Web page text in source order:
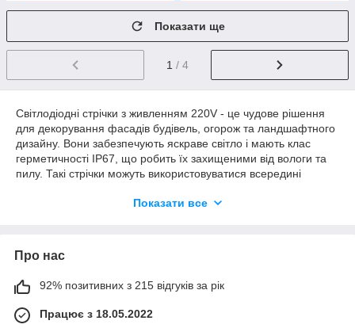
Показати ще
1 / 4
Світлодіодні стрічки з живленням 220V - це чудове рішення
для декорування фасадів будівель, огорож та ландшафтного
дизайну. Вони забезпечують яскраве світло і мають клас
герметичності IP67, що робить їх захищеними від вологи та
пилу. Такі стрічки можуть використовуватися всередині
інших елементів інтер'єру.
синій, зелений, червоний, жовтий, рожевий та інші. Вони
Серед виробників світлодіодних стрічок з живленням 220V
можна знайти такі бренди як Rishang, COLORS, MTK, AVT,
Biom, Feron, Horoz, Lemanso та інші.
Показати все
Про нас
92% позитивних з 215 відгуків за рік
Працює з 18.05.2022